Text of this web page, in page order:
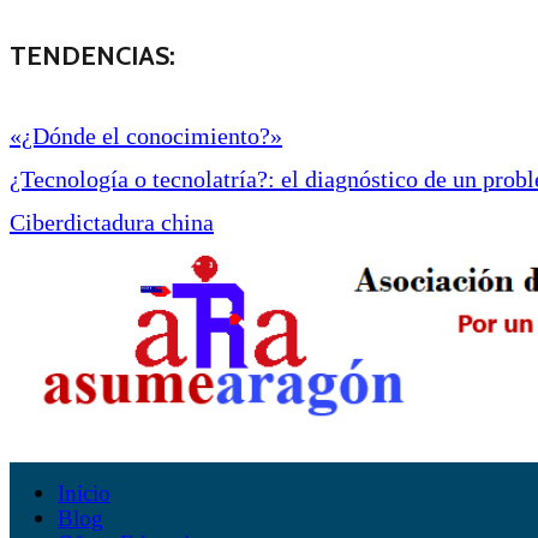
TENDENCIAS:
«¿Dónde el conocimiento?»
¿Tecnología o tecnolatría?: el diagnóstico de un
Ciberdictadura china
Inicio
Blog